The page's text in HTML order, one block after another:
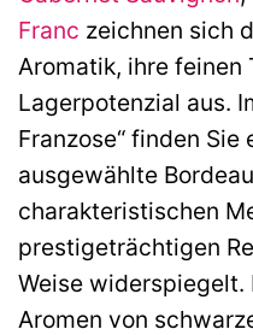
Franc zeichnen sich
Aromatik, ihre feinen
Lagerpotenzial aus.
Franzose“ finden
ausgewählte
charakteristischen
prestigeträchtigen
Weise widerspiegelt.
Aromen von